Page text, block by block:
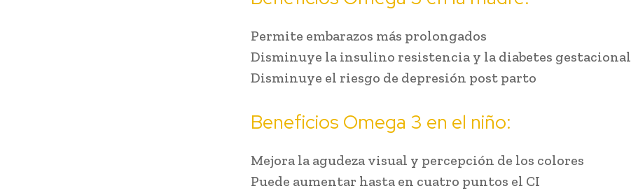
Permite embarazos más prolongados
Disminuye la insulino resistencia y la diabetes gestacional
Disminuye el riesgo de depresión post parto
Beneficios Omega 3 en el niño:
Mejora la agudeza visual y percepción de los colores
Puede aumentar hasta en cuatro puntos el CI